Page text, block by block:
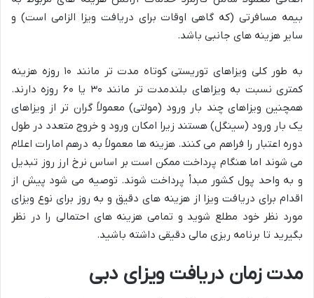
بیمه مسافرتی (که گاهی اوقات برای دریافت ویزا الزامی است) و
سایر هزینه های جانبی باشد.
به طور کلی ویزاهای توریستی کوتاه مدت تر مانند ۱۰ روزه هزینه
کمتری نسبت به ویزاهای بلندمدت تر مانند ۳۰ یا ۶۰ روزه دارند.
همچنین ویزاهای چند بار ورود (مولتی) معمولاً گران تر از ویزاهای
یک بار ورود (سینگل) هستند زیرا امکان ورود و خروج متعدد در طول
دوره اعتبار را فراهم می کنند. هزینه ها معمولاً به درهم امارات اعلام
می شوند اما هنگام پرداخت ممکن است بر اساس نرخ ارز روز تبدیل
و به واحد پول کشور مبدأ پرداخت شوند. توصیه می شود پیش از
اقدام برای دریافت ویزا از هزینه های دقیق و به روز برای نوع ویزای
مورد نظر خود مطلع شوید و تمامی هزینه های احتمالی را در نظر
بگیرید تا برنامه ریزی مالی دقیقی داشته باشید.
مدت زمان دریافت ویزای دبی